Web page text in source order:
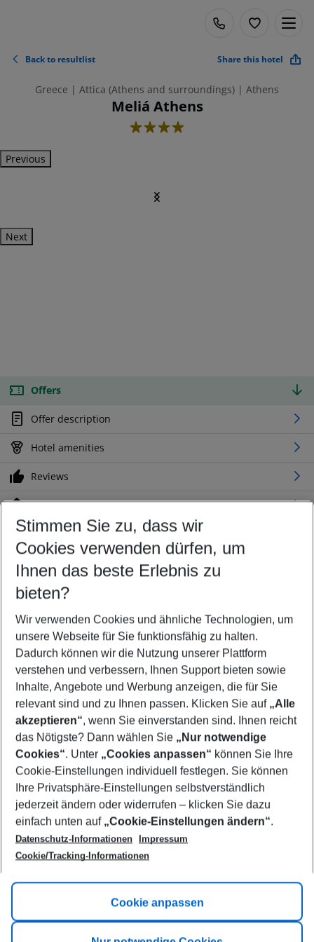
Back to resultlist Share this hotel
Greece | Attica (Athens and surroundings) | Athens
Meliá Athens
4
Previous
Next
Offers
Offer description
Hotel amenities
Reviews
Location
Customize your offer
Find the perfect deal which suits your best
Your departure airport
Any airport
Select your date range
08/08/26–06/08/27 5-8 nights
Who will travel
2 adults No children
Show more filter
Footer
Footer navigation
Title A
Link A
Stimmen Sie zu, dass wir
Cookies verwenden dürfen, um
Ihnen das beste Erlebnis zu
bieten?
Wir verwenden Cookies und ähnliche Technologien, um
unsere Webseite für Sie funktionsfähig zu halten.
Dadurch können wir die Nutzung unserer Plattform
verstehen und verbessern, Ihnen Support bieten sowie
Inhalte, Angebote und Werbung anzeigen, die für Sie
relevant sind und zu Ihnen passen. Klicken Sie auf „Alle
akzeptieren“, wenn Sie einverstanden sind. Ihnen reicht
das Nötigste? Dann wählen Sie „Nur notwendige
Cookies“. Unter „Cookies anpassen“ können Sie Ihre
Cookie-Einstellungen individuell festlegen. Sie können
Ihre Privatsphäre-Einstellungen selbstverständlich
jederzeit ändern oder widerrufen – klicken Sie dazu
einfach unten auf „Cookie-Einstellungen ändern“.
Datenschutz-Informationen
Impressum
Cookie/Tracking-Informationen
Cookie anpassen